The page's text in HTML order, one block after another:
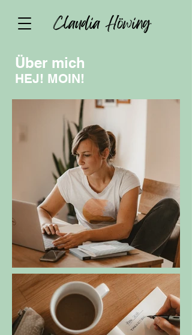
Claudia Höwing
Über mich
HEJ! MOIN!